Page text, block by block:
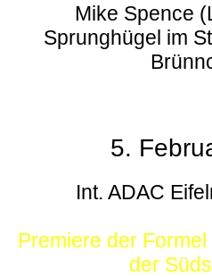
Mike Spence
Sprunghügel im
5.
Int. ADAC
Premiere der
der